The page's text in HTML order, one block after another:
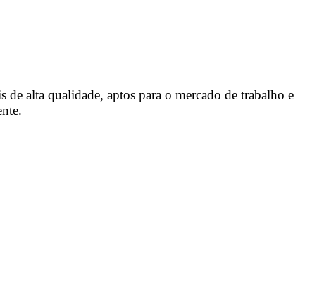
alta qualidade, aptos para o mercado de trabalho e